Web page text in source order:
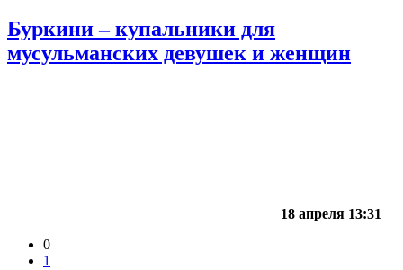
Буркини – купальники для
мусульманских девушек и женщин
18 апреля 13:31
0
1